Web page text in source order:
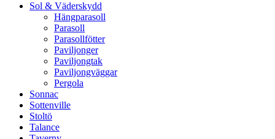
Sol & Väderskydd
Hängparasoll
Parasoll
Parasollfötter
Paviljonger
Paviljongtak
Paviljongväggar
Pergola
Sonnac
Sottenville
Stoltö
Talance